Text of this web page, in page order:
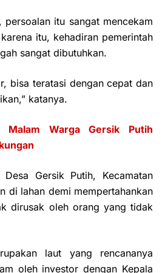
persoalan itu sangat mencekam
itu, kehadiran pemerintah
sangat dibutuhkan.
bisa teratasi dengan cepat dan
katanya.
Malam Warga Gersik Putih
Desa Gersik Putih, Kecamatan
di lahan demi mempertahankan
dirusak oleh orang yang tidak
laut yang rencananya
oleh investor dengan Kepala